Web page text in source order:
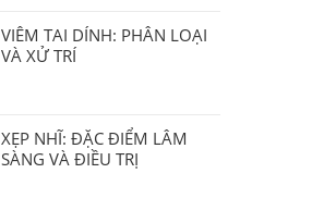
VIÊM TAI DÍNH: PHÂN LOẠI
VÀ XỬ TRÍ
XẸP NHĨ: ĐẶC ĐIỂM LÂM
SÀNG VÀ ĐIỀU TRỊ